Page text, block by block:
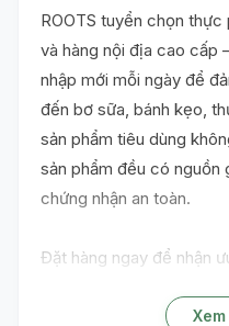
ROOTS tuyển chọn thực
và hàng nội địa cao
nhập mới mỗi ngày để
đến bơ sữa, bánh kẹo,
sản phẩm tiêu dùng
sản phẩm đều có nguồn
chứng nhận an toàn.
Đặt hàng ngay để nhận